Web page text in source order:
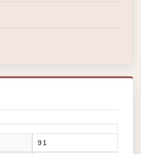
91